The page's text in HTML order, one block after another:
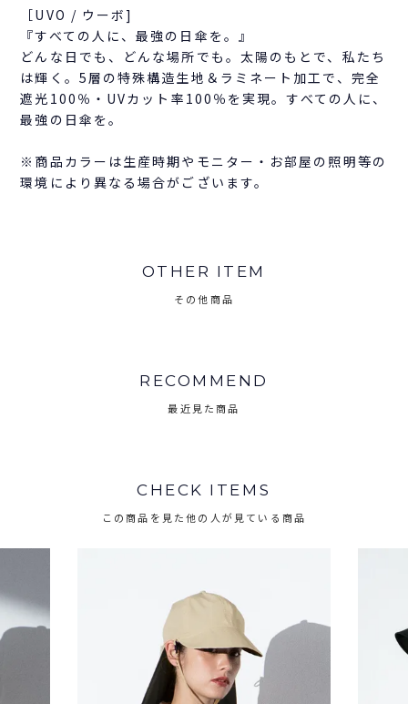
［UVO / ウーボ]
『すべての人に、最強の日傘を。』
どんな日でも、どんな場所でも。太陽のもとで、私たち
は輝く。5層の特殊構造生地＆ラミネート加工で、完全
遮光100％・UVカット率100％を実現。すべての人に、
最強の日傘を。
※商品カラーは生産時期やモニター・お部屋の照明等の
環境により異なる場合がございます。
OTHER ITEM
その他商品
RECOMMEND
最近見た商品
CHECK ITEMS
この商品を見た他の人が見ている商品